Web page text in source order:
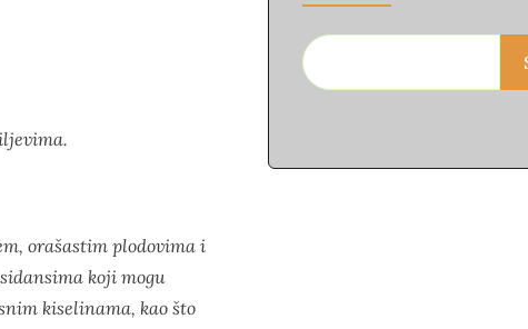
orašastim plodovima i
koji mogu
kiselinama, kao što